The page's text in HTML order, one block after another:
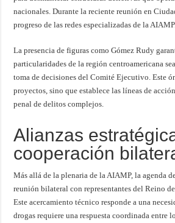
nacionales. Durante la reciente reunión en
progreso de las redes especializadas de la
La presencia de figuras como Gómez Rudy
particularidades de la región centroamericana
toma de decisiones del Comité Ejecutivo. Este
proyectos, sino que establece las líneas de
penal de delitos complejos.
Alianzas
cooperación
Más allá de la plenaria de la AIAMP, la agenda
reunión bilateral con representantes del Reino
Este acercamiento técnico responde a una
drogas requiere una respuesta coordinada entre